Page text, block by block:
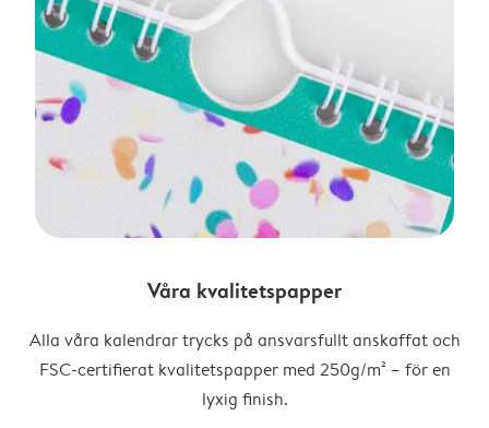
Våra kvalitetspapper
Alla våra kalendrar trycks på ansvarsfullt anskaffat och
FSC-certifierat kvalitetspapper med 250g/m² – för en
lyxig finish.